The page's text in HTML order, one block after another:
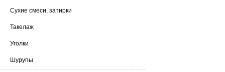
Сухие смеси, затирки
Такелаж
Уголки
Шурупы